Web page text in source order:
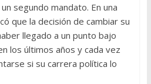
segundo mandato. En una
que la decisión de cambiar su
llegado a un punto bajo
los últimos años y cada vez
si su carrera política lo